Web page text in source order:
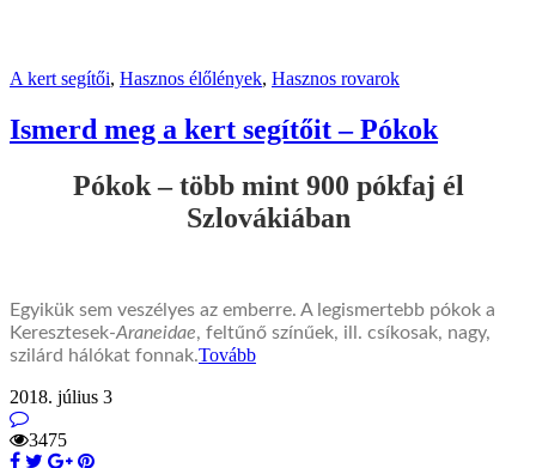
A kert segítői, Hasznos élőlények, Hasznos rovarok
Ismerd meg a kert segítőit – Pókok
Pókok – több mint 900 pókfaj él
Szlovákiában
Egyikük sem veszélyes az emberre. A legismertebb pókok a
Keresztesek-Araneidae, feltűnő színűek, ill. csíkosak, nagy,
szilárd hálókat fonnak.Tovább
2018. július 3
3475